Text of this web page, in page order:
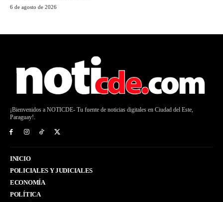
6 de agosto de 2026
¡Bienvenidos a NOTICDE- Tu fuente de noticias digitales en Ciudad del Este,
Paraguay!.
INICIO
POLICIALES Y JUDICIALES
ECONOMÍA
POLÍTICA